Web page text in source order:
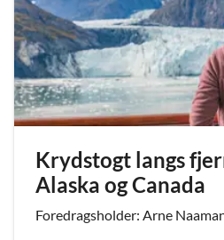
Krydstogt langs
Alaska og Canada
Foredragsholder: Arne